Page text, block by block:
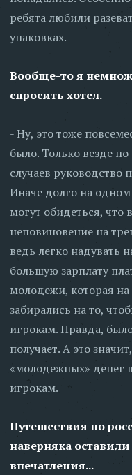
ребята любили
упаковках.
Вообще-то я
спросить хотел.
- Ну, это тоже
было. Только везде
случаев руководство
Иначе долго на
могут обидеться, что
неповиновение на
ведь легко надувать
большую зарплату
молодежи, которая
забирались на то,
игрокам. Правда,
получает. А это
«молодежных» денег
игрокам.
Путешествия по
наверняка
впечатления...